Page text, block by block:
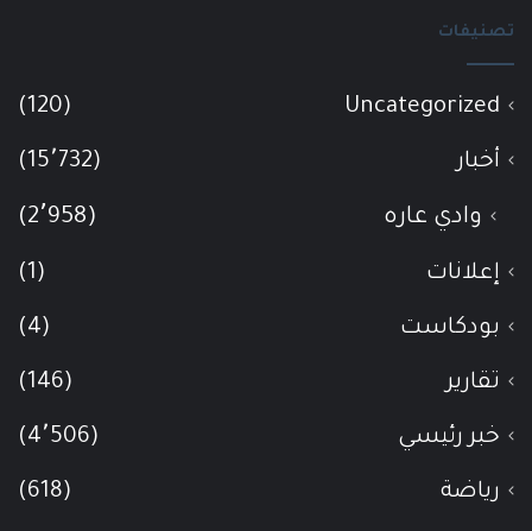
تصنيفات
Uncategorized
(120)
أخبار (15٬732)
وادي عاره (2٬958)
إعلانات (1)
بودكاست (4)
تقارير (146)
خبر رئيسي (4٬506)
رياضة (618)